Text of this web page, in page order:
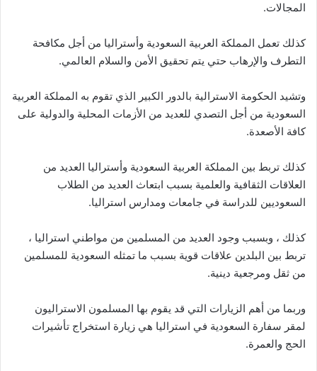
المجالات.
كذلك تعمل المملكة العربية السعودية وأستراليا من أجل مكافحة
التطرف والإرهاب حتي يتم تحقيق الأمن والسلام العالمي.
وتشيد الحكومة الاسترالية بالدور الكبير الذي تقوم به المملكة العربية
السعودية من أجل التصدي للعديد من الأزمات المحلية والدولية على
كافة الأصعدة.
كذلك تربط بين المملكة العربية السعودية وأستراليا العديد من
العلاقات الثقافية والعلمية بسبب ابتعاث العديد من الطلاب
السعوديين للدراسة في جامعات ومدارس استراليا.
كذلك ، وبسبب وجود العديد من المسلمين من مواطني استراليا ،
تربط بين البلدين علاقات قوية بسبب ما تمثله السعودية للمسلمين
من ثقل ومرجعية دينية.
وربما من أهم الزيارات التي قد يقوم بها المسلمون الاستراليون
لمقر سفارة السعودية في استراليا هي زيارة استخراج تأشيرات
الحج والعمرة.